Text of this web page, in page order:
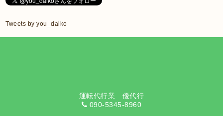
Tweets by you_daiko
運転代行業 優代行
090-5345-8960